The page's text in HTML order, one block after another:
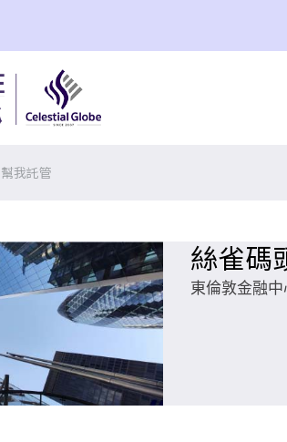
幫我託管
絲雀碼
東倫敦金融